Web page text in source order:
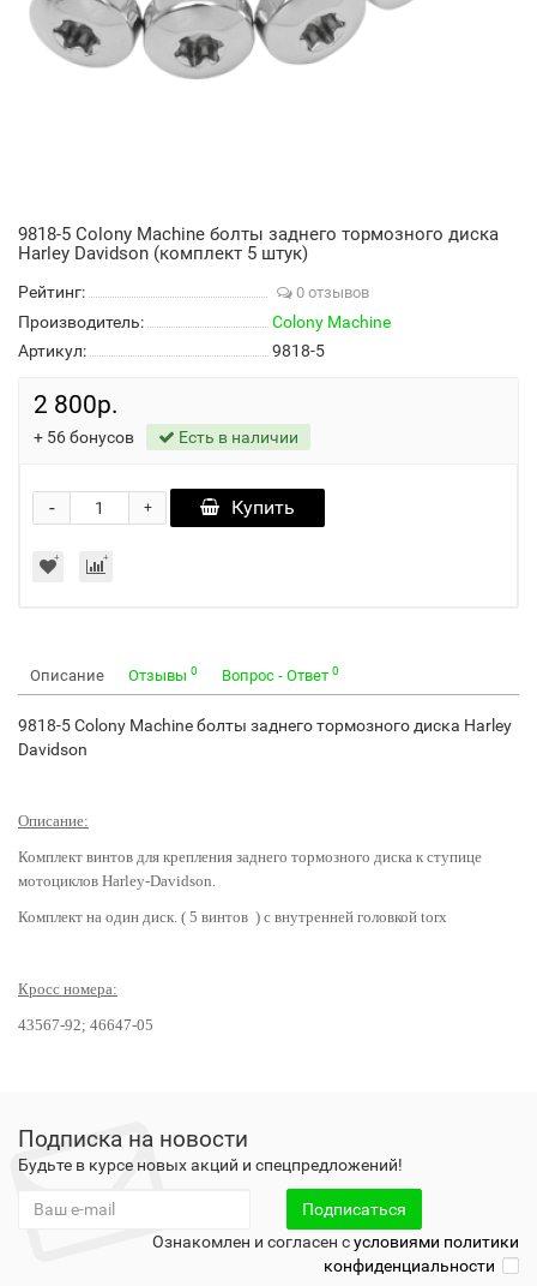
9818-5 Colony Machine болты заднего тормозного диска
Harley Davidson (комплект 5 штук)
Рейтинг: 0 отзывов
Производитель:
Colony Machine
Артикул:
9818-5
2 800р.
+ 56бонусов Есть в наличии
+
- Купить
Описание Отзывы 0 Вопрос - Ответ 0
9818-5 Colony Machine болты заднего тормозного диска Harley
Davidson
Описание:
Комплект винтов для крепления заднего тормозного диска к ступице
мотоциклов Harley-Davidson.
Комплект на один диск. ( 5 винтов ) с внутренней головкой torx
Кросс номера:
43567-92; 46647-05
Подписка на новости
Будьте в курсе новых акций и спецпредложений!
Подписаться
Ознакомлен и согласен сусловиями политики
конфиденциальности